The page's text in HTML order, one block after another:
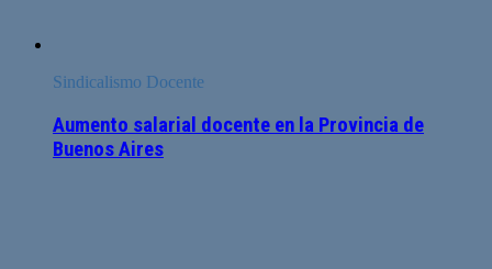
Sindicalismo Docente
Aumento salarial docente en la Provincia de
Buenos Aires